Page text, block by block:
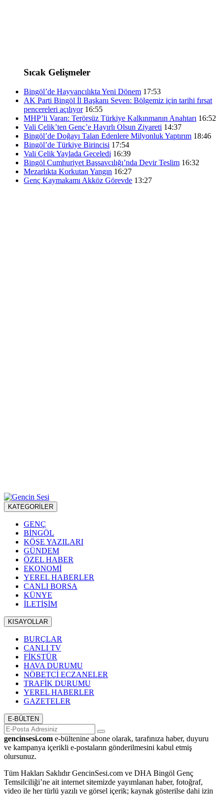
Sıcak Gelişmeler
Bingöl’de Hayvancılıkta Yeni Dönem 17:53
AK Parti Bingöl İl Başkanı Seven: Bölgemiz için tarihi fırsat
pencereleri açılıyor 16:55
MHP’li Varan: Terörsüz Türkiye Kalkınmanın Anahtarı 16:52
Vali Çelik’ten Genç’e Hayırlı Olsun Ziyareti 14:37
Bingöl’de Doğayı Talan Edenlere Milyonluk Yaptırım 18:46
Bingöl’de Türkiye Birincisi 17:54
Vali Çelik Yaylada Geceledi 16:39
Bingöl Cumhuriyet Başsavcılığı’nda Devir Teslim 16:32
Mezarlıkta Korkutan Yangın 16:27
Genç Kaymakamı Akköz Görevde 13:27
KATEGORİLER
GENÇ
BİNGÖL
KÖŞE YAZILARI
GÜNDEM
ÖZEL HABER
EKONOMİ
YEREL HABERLER
CANLI BORSA
KÜNYE
İLETİŞİM
KISAYOLLAR
BURÇLAR
CANLI TV
FİKSTÜR
HAVA DURUMU
NÖBETÇİ ECZANELER
TRAFİK DURUMU
YEREL HABERLER
GAZETELER
E-BÜLTEN
gencinsesi.com e-bültenine abone olarak, tarafınıza haber, duyuru
ve kampanya içerikli e-postaların gönderilmesini kabul etmiş
olursunuz.
Tüm Hakları Saklıdır GencinSesi.com ve DHA Bingöl Genç
Temsilciliği’ne ait internet sitemizde yayımlanan haber, fotoğraf,
video ile her türlü yazılı ve görsel içerik; kaynak gösterilse dahi izin